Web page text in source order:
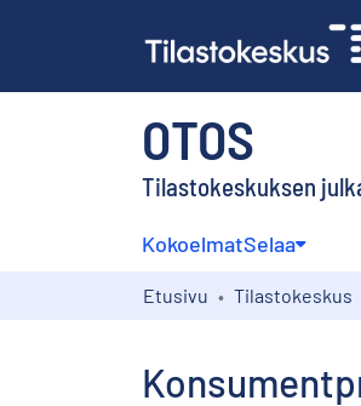
OTOS
Tilastokeskuksen
KokoelmatSelaa
Etusivu Tilastokeskus